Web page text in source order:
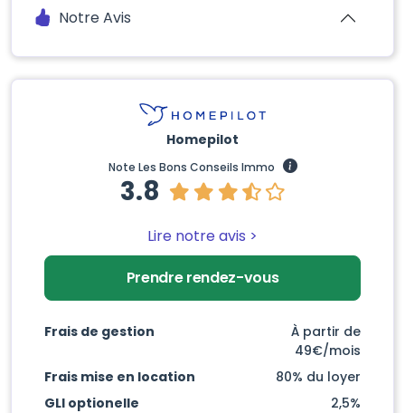
Notre Avis
Homepilot
Note Les Bons Conseils Immo
3.8
Frais de gestion
À partir de
49€/mois
Frais mise en location
80% du loyer
GLI optionelle
2,5%
Prendre rendez-vous
Lire notre avis >